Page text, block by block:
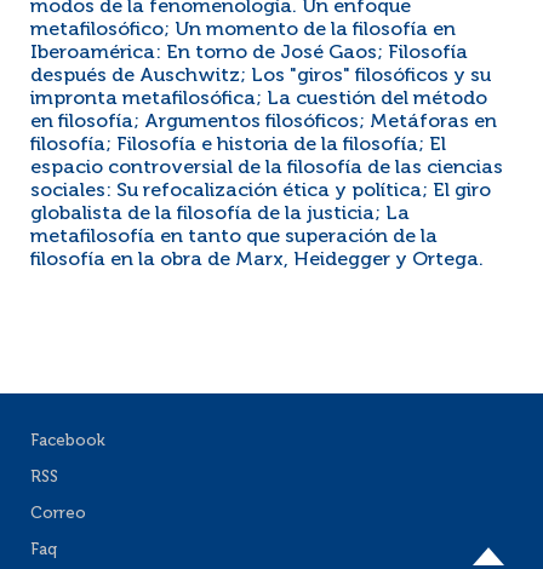
modos de la fenomenología. Un enfoque
metafilosófico; Un momento de la filosofía en
Iberoamérica: En torno de José Gaos; Filosofía
después de Auschwitz; Los "giros" filosóficos y su
impronta metafilosófica; La cuestión del método
en filosofía; Argumentos filosóficos; Metáforas en
filosofía; Filosofía e historia de la filosofía; El
espacio controversial de la filosofía de las ciencias
sociales: Su refocalización ética y política; El giro
globalista de la filosofía de la justicia; La
metafilosofía en tanto que superación de la
filosofía en la obra de Marx, Heidegger y Ortega.
Facebook
RSS
Correo
Faq